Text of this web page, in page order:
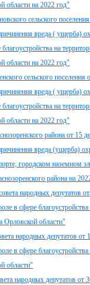
области на 2022 год"
сельского
вреда ( ущерба)
на
области на 2022 год"
сельского
вреда ( ущерба)
на
области на 2022 год"
района от
вреда (ущерба)
городском наземном
района на
народных депутатов
в сфере благоустройства
Орловской области"
народных депутатов
в сфере
области"
народных депутатов